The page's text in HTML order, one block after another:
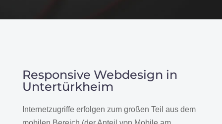
Responsive Webdesign in
Untertürkheim
Internetzugriffe erfolgen zum großen Teil aus dem